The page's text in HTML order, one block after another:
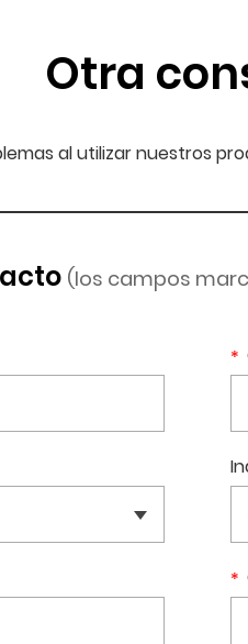
Otra
al utilizar nuestros
(los campos